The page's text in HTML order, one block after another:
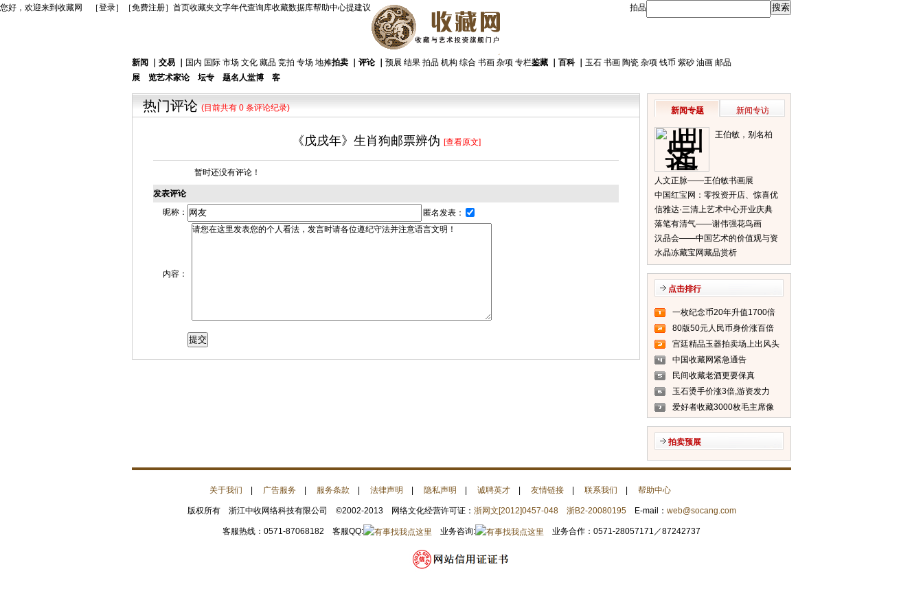
您好，欢迎来到收藏网 ［登录］［免费注册］ 提建议
帮助中心
收藏数据库
文字年代查询库
收藏夹
首页 拍品
新闻 国内 国际 市场 文化
交易 藏品 竞拍 专场 地摊拍卖 预展 结果 拍品 机构
评论｜ 综合 书画 杂项 专栏鉴藏 玉石 书画 陶瓷 杂项
百科｜ 钱币 紫砂 油画 邮品
展 览艺术家论 坛专 题名人堂博 客
热门评论(目前共有 0 条评论纪录)
《戊戌年》生肖狗邮票辨伪 [查看原文]
暂时还没有评论！
发表评论
昵称：
匿名发表：
内容：
新闻专题 新闻专访
王伯敏，别名柏
人文正脉——王伯敏书画展
中国红宝网：零投资开店、惊喜优
惠等你来
信雅达·三清上艺术中心开业庆典
落笔有清气——谢伟强花鸟画
汉品会——中国艺术的价值观与资
本推力
水晶冻藏宝网藏品赏析
点击排行
一枚纪念币20年升值1700倍
80版50元人民币身价涨百倍
(图)
宫廷精品玉器拍卖场上出风头
(图)
中国收藏网紧急通告
民间收藏老酒更要保真
玉石烫手价涨3倍,游资发力
爱好者收藏3000枚毛主席像
拍卖预展
关于我们 广告服务 服务条款 法律声明 隐私声明 诚聘英才 友情链接 联系我们 帮助中心
版权所有 浙江中收网络科技有限公司 ©2002-2013 网络文化经营许可证： 浙网文[2012]0457-048 浙B2-20080195E-mail： web@socang.com
客服热线：0571-87068182 客服QQ: 业务咨询: 业务合作：0571-28057171／87242737